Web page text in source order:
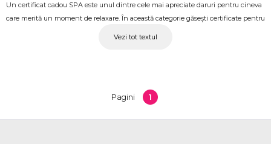
Un certificat cadou SPA este unul dintre cele mai apreciate daruri pentru cineva
care merită un moment de relaxare. În această categorie găsești certificate pentru
Vezi tot textul
Pagini 1